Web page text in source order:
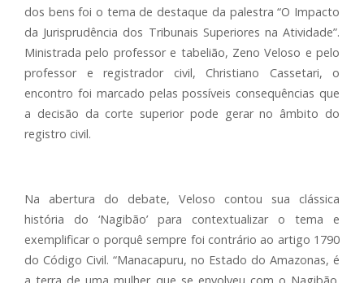
dos bens foi o tema de destaque da palestra “O Impacto
da Jurisprudência dos Tribunais Superiores na Atividade”.
Ministrada pelo professor e tabelião, Zeno Veloso e pelo
professor e registrador civil, Christiano Cassetari, o
encontro foi marcado pelas possíveis consequências que
a decisão da corte superior pode gerar no âmbito do
registro civil.
Na abertura do debate, Veloso contou sua clássica
história do ‘Nagibão’ para contextualizar o tema e
exemplificar o porquê sempre foi contrário ao artigo 1790
do Código Civil. “Manacapuru, no Estado do Amazonas, é